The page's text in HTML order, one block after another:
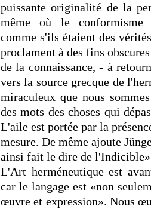
puissante originalité de la
même où le conformisme
comme s'ils étaient des
proclament à des fins
de la connaissance, - à
vers la source grecque de
miraculeux que nous
des mots des choses qui
L'aile est portée par la
mesure. De même ajoute
ainsi fait le dire de
L'Art herméneutique est
car le langage est «non
œuvre et expression». Nous